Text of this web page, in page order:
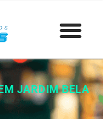
JARDIM BELA